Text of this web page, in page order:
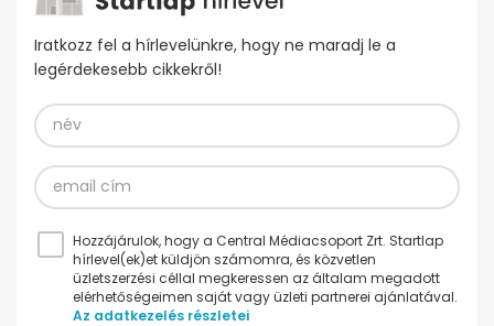
Iratkozz fel a hírlevelünkre, hogy ne maradj le a
legérdekesebb cikkekről!
Hozzájárulok, hogy a Central Médiacsoport Zrt. Startlap
hírlevel(ek)et küldjön számomra, és közvetlen
üzletszerzési céllal megkeressen az általam megadott
elérhetőségeimen saját vagy üzleti partnerei ajánlatával.
Az adatkezelés részletei